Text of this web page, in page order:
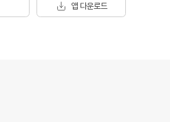
앱 다운로드